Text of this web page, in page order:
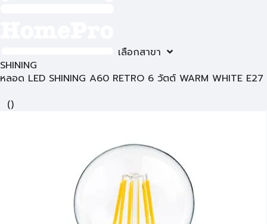
เลือกสาขา
SHINING
หลอด LED SHINING A60 RETRO 6 วัตต์ WARM WHITE E27
()